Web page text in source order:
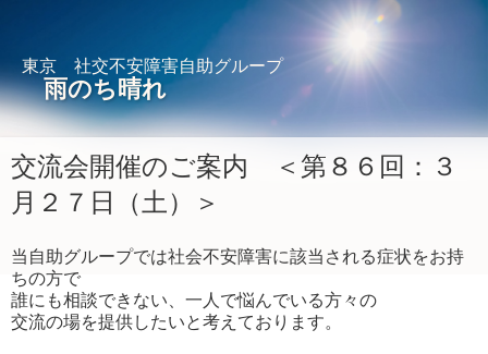
東京 社交不安障害自助グループ
雨のち晴れ
交流会開催のご案内 ＜第８６回：３
月２７日（土）＞
当自助グループでは社会不安障害に該当される症状をお持
ちの方で
誰にも相談できない、一人で悩んでいる方々の
交流の場を提供したいと考えております。